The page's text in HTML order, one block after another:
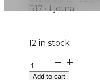
R17 • Ljetna
12 in stock
225/65R17
RAINEXPERT-
Add to cart